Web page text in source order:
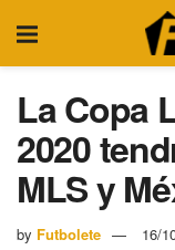
La Copa
2020
MLS y
by Futbolete 16/